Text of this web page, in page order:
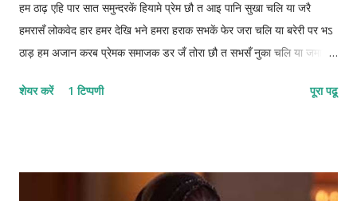
हम ठाढ़ एहि पार सात समुन्दरकें हियामे प्रेम छौ त आइ पानि सुखा चलि या जरै
हमरासँ लोकवेद हार हमर देखि भने हमरा हराक सभकें‌ फेर जरा चलि या बरेरी पर भऽ
ठाड़ हम अजान करब प्रेमक समाजक डर जँ तोरा छौ त सभसँ नुका चलि या जमाना
1212-12112-22 © कुन्दन कुमार कर्ण
शेयर करें 1 टिप्पणी पूरा पढू